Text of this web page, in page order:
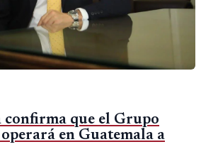
que el Grupo
en Guatemala a